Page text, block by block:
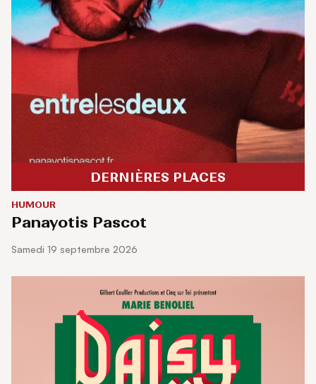
DERNIÈRES PLACES
HUMOUR
Panayotis Pascot
samedi 19 septembre 2026